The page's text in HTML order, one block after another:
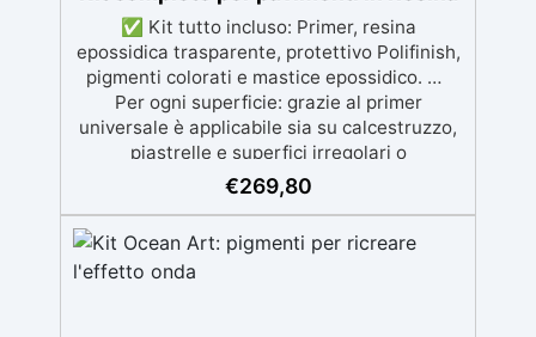
✅ Kit tutto incluso: Primer, resina
epossidica trasparente, protettivo Polifinish,
pigmenti colorati e mastice epossidico. ✅
Per ogni superficie: grazie al primer
universale è applicabile sia su calcestruzzo,
piastrelle e superfici irregolari o
danneggiate. ✅ Facile da applicare: Video
Guida completa inclusa, 3 semplici passaggi,
finitura protettiva antigraffio. ✅ Risultati
professionali: Sistema autolivellante,
€269,80